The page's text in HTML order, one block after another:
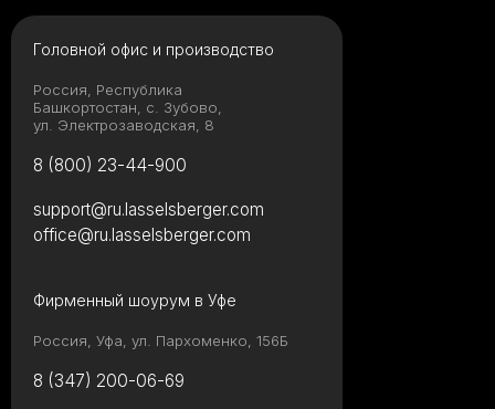
Головной офис и производство
Россия, Республика
Башкортостан, с. Зубово,
ул. Электрозаводская, 8
8 (800) 23-44-900
Фирменный шоурум в Уфе
Россия, Уфа, ул. Пархоменко, 156Б
8 (347) 200-06-69
support@ru.lasselsberger.com
office@ru.lasselsberger.com